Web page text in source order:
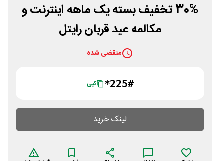
30% تخفیف بسته یک ماهه اینترنت و
مکالمه عید قربان رایتل
منقضی شده
*225# کپی
لینک خرید